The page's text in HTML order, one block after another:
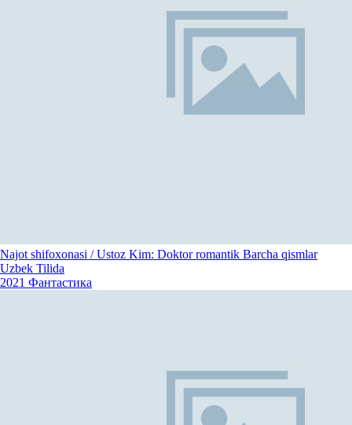
Najot shifoxonasi / Ustoz Kim: Doktor romantik Barcha qismlar
Uzbek Tilida
2021 Фантастика